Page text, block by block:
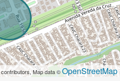
contributors, Map data ©OpenStreetMap